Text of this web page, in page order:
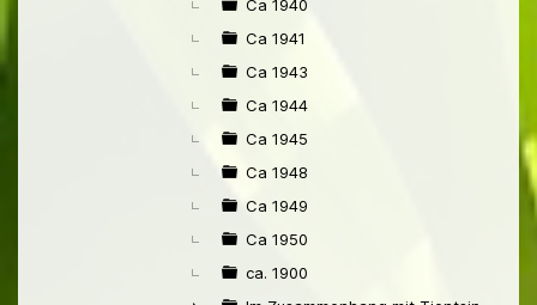
Ca 1940
Ca 1941
Ca 1943
Ca 1944
Ca 1945
Ca 1948
Ca 1949
Ca 1950
ca. 1900